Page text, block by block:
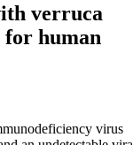
verruca
human
virus